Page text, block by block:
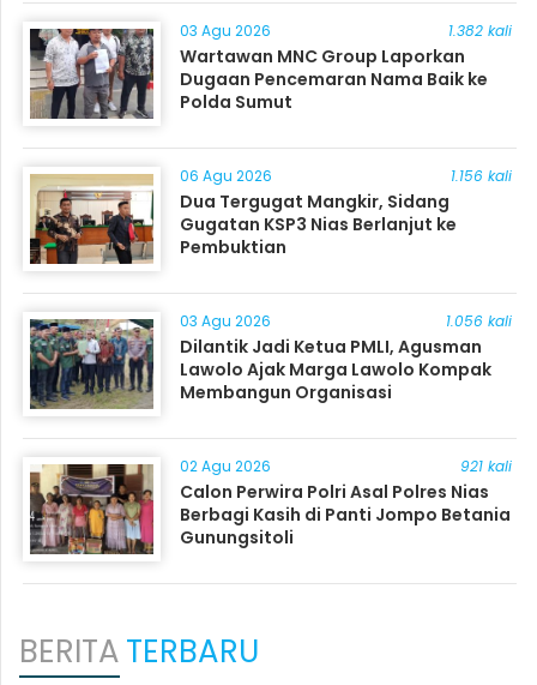
03 Agu 2026 1.382 kali
Wartawan MNC Group Laporkan
Dugaan Pencemaran Nama Baik ke
Polda Sumut
06 Agu 2026 1.156 kali
Dua Tergugat Mangkir, Sidang
Gugatan KSP3 Nias Berlanjut ke
Pembuktian
03 Agu 2026 1.056 kali
Dilantik Jadi Ketua PMLI, Agusman
Lawolo Ajak Marga Lawolo Kompak
Membangun Organisasi
02 Agu 2026 921 kali
Calon Perwira Polri Asal Polres Nias
Berbagi Kasih di Panti Jompo Betania
Gunungsitoli
BERITATERBARU